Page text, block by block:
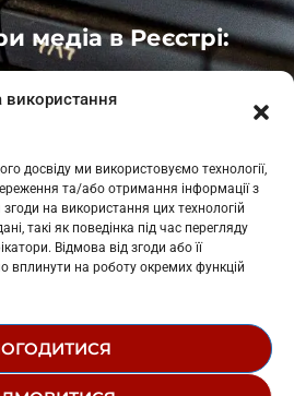
використання
досвіду ми використовуємо технології,
та/або отримання інформації з
на використання цих технологій
такі як поведінка під час перегляду
Відмова від згоди або її
вплинути на роботу окремих функцій
медіа в Реєстрі:
ПОЛЮС»